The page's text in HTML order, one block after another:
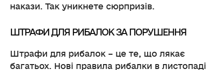
накази. Так уникнете сюрпризів.
ШТРАФИ ДЛЯ РИБАЛОК ЗА ПОРУШЕННЯ
Штрафи для рибалок – це те, що лякає
багатьох. Нові правила рибалки в листопаді